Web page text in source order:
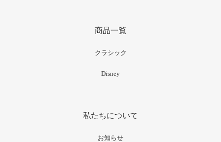
商品一覧
クラシック
Disney
私たちについて
お知らせ